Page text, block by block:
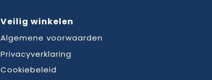
Veilig winkelen
Algemene voorwaarden
Privacyverklaring
Cookiebeleid